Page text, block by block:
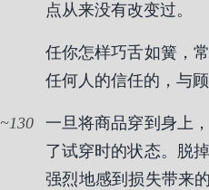
点从来没有改变过。
任你怎样巧舌如簧，
任何人的信任的，与
130
一旦将商品穿到身上
了试穿时的状态。脱
强烈地感到损失带来